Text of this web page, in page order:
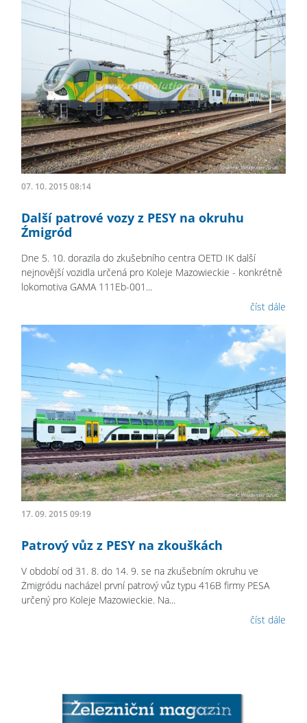
07. 10. 2015 08:14
Další patrové vozy z PESY na okruhu
Źmigród
Dne 5. 10. dorazila do zkušebního centra OETD IK další
nejnovější vozidla určená pro Koleje Mazowieckie - konkrétně
lokomotiva GAMA 111Eb-001...
číst dále
17. 09. 2015 09:19
Patrový vůz z PESY na zkouškách
V období od 31. 8. do 14. 9. se na zkušebním okruhu ve
Żmigródu nacházel první patrový vůz typu 416B firmy PESA
určený pro Koleje Mazowieckie. Na...
číst dále